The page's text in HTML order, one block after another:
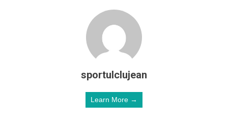
sportulclujean
Learn More →